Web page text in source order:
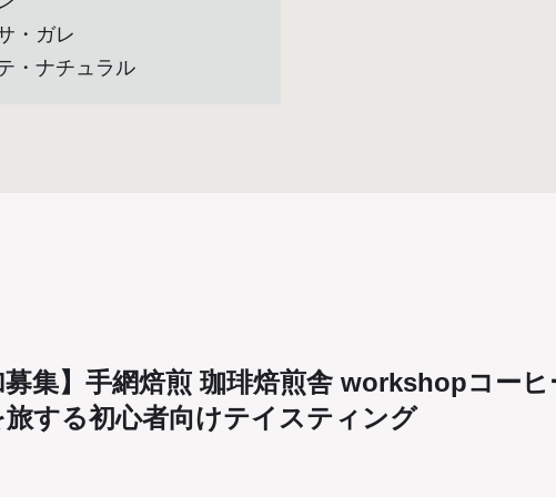
・ガレ
・ナチュラル
募集】手網焙煎 珈琲焙煎舎 workshopコー
旅する初心者向けテイスティング